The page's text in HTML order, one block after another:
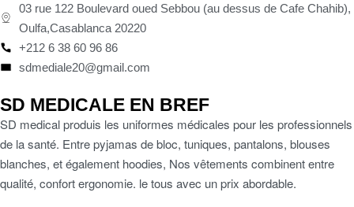
03 rue 122 Boulevard oued Sebbou (au dessus de Cafe Chahib),
Oulfa,Casablanca 20220
+212 6 38 60 96 86
sdmediale20@gmail.com
SD MEDICALE EN BREF
SD medical produis les uniformes médicales pour les professionnels
de la santé. Entre pyjamas de bloc, tuniques, pantalons, blouses
blanches, et également hoodies, Nos vêtements combinent entre
qualité, confort ergonomie. le tous avec un prix abordable.